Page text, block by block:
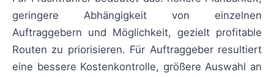
geringere Abhängigkeit von einzelnen
Auftraggebern und Möglichkeit, gezielt profitable
Routen zu priorisieren. Für Auftraggeber resultiert
eine bessere Kostenkontrolle, größere Auswahl an